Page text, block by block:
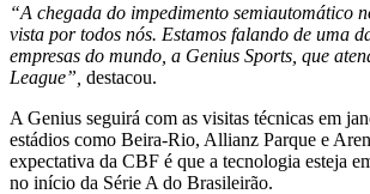
“A chegada do impedimento semiautomático
vista por todos nós. Estamos falando de uma
empresas do mundo, a Genius Sports, que
League”, destacou.
A Genius seguirá com as visitas técnicas em
estádios como Beira-Rio, Allianz Parque e
expectativa da CBF é que a tecnologia esteja
no início da Série A do Brasileirão.